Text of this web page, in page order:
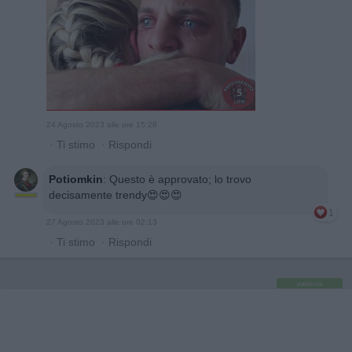
24 Agosto 2023 alle ore 15:28
· Ti stimo · Rispondi
Potiomkin: Questo è approvato; lo trovo
decisamente trendy😍😍😍
1
27 Agosto 2023 alle ore 02:13
· Ti stimo · Rispondi
pubblicità